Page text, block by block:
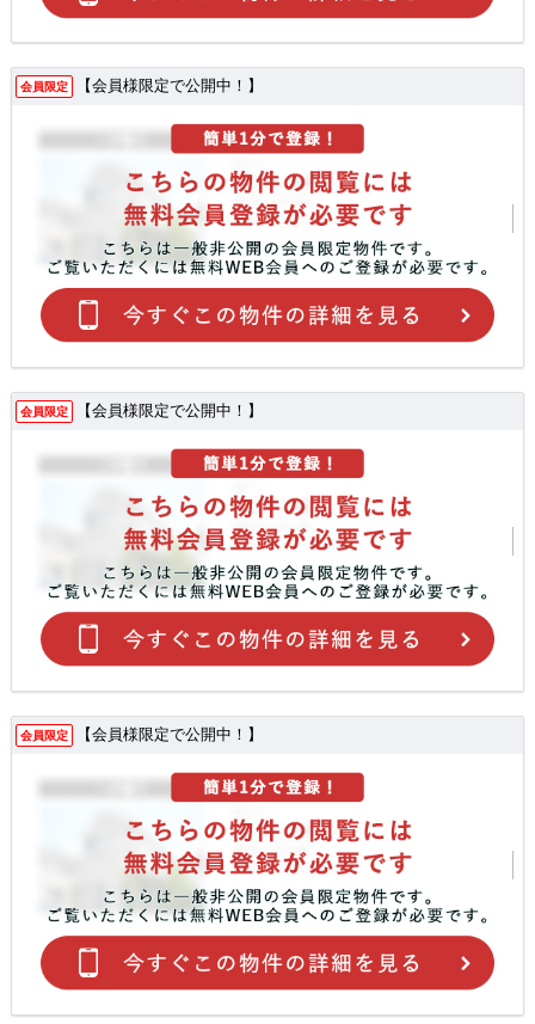
会員限定 【会員様限定で公開中！】
会員限定 【会員様限定で公開中！】
会員限定 【会員様限定で公開中！】